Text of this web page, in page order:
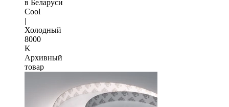
в Беларуси
Cool
|
Холодный
8000
K
Архивный
товар